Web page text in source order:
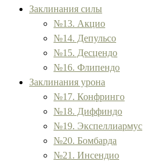
Заклинания силы
№13. Акцио
№14. Депульсо
№15. Десцендо
№16. Флипендо
Заклинания урона
№17. Конфринго
№18. Диффиндо
№19. Экспеллиармус
№20. Бомбарда
№21. Инсендио